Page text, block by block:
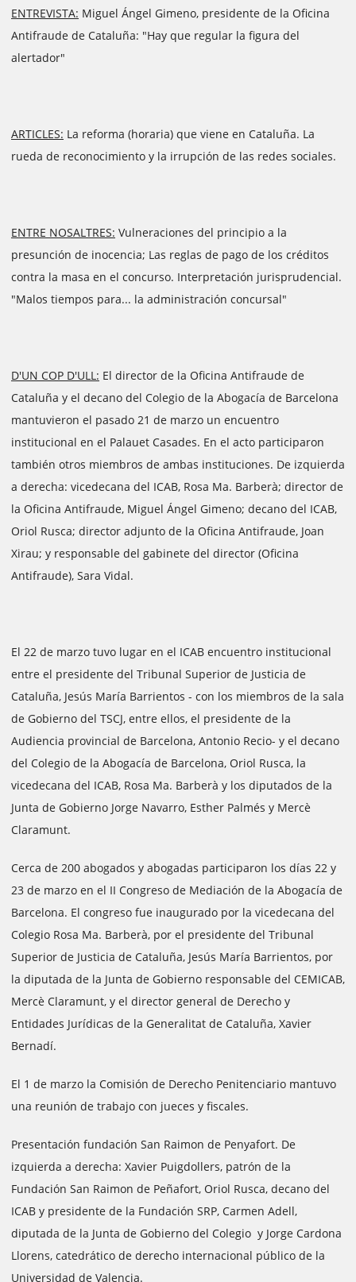
ENTREVISTA: Miguel Ángel Gimeno, presidente de la Oficina
Antifraude de Cataluña: "Hay que regular la figura del
alertador"
ARTICLES: La reforma (horaria) que viene en Cataluña. La
rueda de reconocimiento y la irrupción de las redes sociales.
ENTRE NOSALTRES: Vulneraciones del principio a la
presunción de inocencia; Las reglas de pago de los créditos
contra la masa en el concurso. Interpretación jurisprudencial.
"Malos tiempos para... la administración concursal"
D'UN COP D'ULL: El director de la Oficina Antifraude de
Cataluña y el decano del Colegio de la Abogacía de Barcelona
mantuvieron el pasado 21 de marzo un encuentro
institucional en el Palauet Casades. En el acto participaron
también otros miembros de ambas instituciones. De izquierda
a derecha: vicedecana del ICAB, Rosa Ma. Barberà; director de
la Oficina Antifraude, Miguel Ángel Gimeno; decano del ICAB,
Oriol Rusca; director adjunto de la Oficina Antifraude, Joan
Xirau; y responsable del gabinete del director (Oficina
Antifraude), Sara Vidal.
El 22 de marzo tuvo lugar en el ICAB encuentro institucional
entre el presidente del Tribunal Superior de Justicia de
Cataluña, Jesús María Barrientos - con los miembros de la sala
de Gobierno del TSCJ, entre ellos, el presidente de la
Audiencia provincial de Barcelona, Antonio Recio- y el decano
del Colegio de la Abogacía de Barcelona, Oriol Rusca, la
vicedecana del ICAB, Rosa Ma. Barberà y los diputados de la
Junta de Gobierno Jorge Navarro, Esther Palmés y Mercè
Claramunt.
Cerca de 200 abogados y abogadas participaron los días 22 y
23 de marzo en el II Congreso de Mediación de la Abogacía de
Barcelona. El congreso fue inaugurado por la vicedecana del
Colegio Rosa Ma. Barberà, por el presidente del Tribunal
Superior de Justicia de Cataluña, Jesús María Barrientos, por
la diputada de la Junta de Gobierno responsable del CEMICAB,
Mercè Claramunt, y el director general de Derecho y
Entidades Jurídicas de la Generalitat de Cataluña, Xavier
Bernadí.
El 1 de marzo la Comisión de Derecho Penitenciario mantuvo
una reunión de trabajo con jueces y fiscales.
Presentación fundación San Raimon de Penyafort. De
izquierda a derecha: Xavier Puigdollers, patrón de la
Fundación San Raimon de Peñafort, Oriol Rusca, decano del
ICAB y presidente de la Fundación SRP, Carmen Adell,
diputada de la Junta de Gobierno del Colegio y Jorge Cardona
Llorens, catedrático de derecho internacional público de la
Universidad de Valencia.